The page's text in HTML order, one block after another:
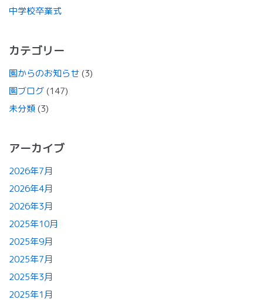
中学校卒業式
カテゴリー
園からのお知らせ(3)
園ブログ(147)
未分類(3)
アーカイブ
2026年7月
2026年4月
2026年3月
2025年10月
2025年9月
2025年7月
2025年3月
2025年1月